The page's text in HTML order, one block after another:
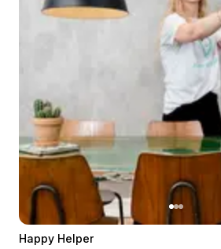
Happy Helper